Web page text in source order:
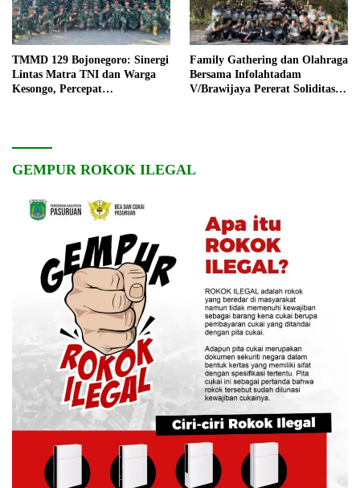
TMMD 129 Bojonegoro: Sinergi
Lintas Matra TNI dan Warga
Kesongo, Percepat
Family Gathering dan Olahraga
Bersama Infolahtadam
V/Brawijaya Pererat Soliditas
GEMPUR ROKOK ILEGAL